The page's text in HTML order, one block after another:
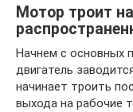
Мотор троит
Начнем с основных
двигатель
начинает троить
выхода на рабочие